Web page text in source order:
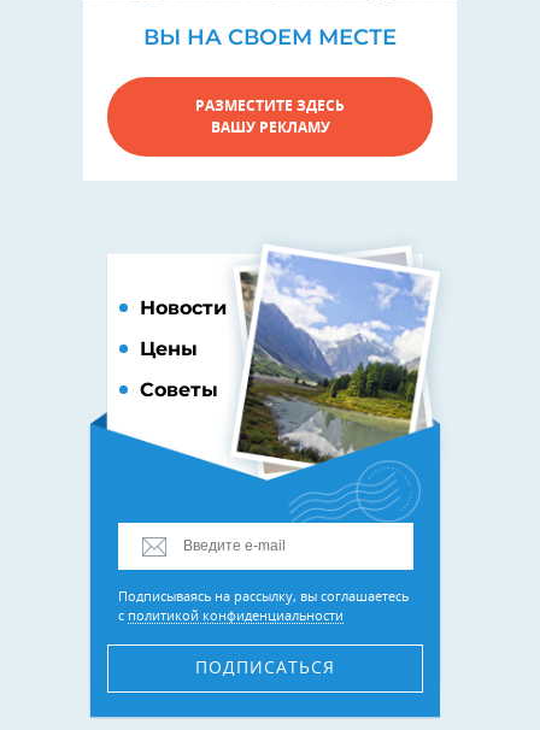
ВЫ НА СВОЕМ МЕСТЕ
РАЗМЕСТИТЕ ЗДЕСЬ
ВАШУ РЕКЛАМУ
Новости
Цены
Советы
Подписываясь на рассылку, вы соглашаетесь
с политикой конфиденциальности
ПОДПИСАТЬСЯ